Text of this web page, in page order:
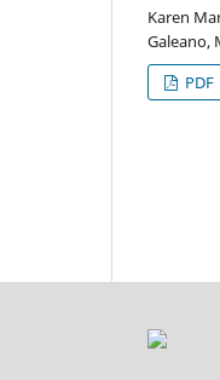
Karen
Galeano,
PDF